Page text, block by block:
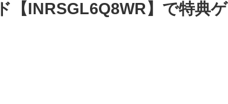
【INRSGL6Q8WR】で特典ゲ